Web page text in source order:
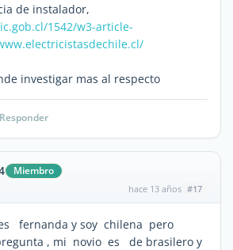
de instalador,
1542/w3-article-
investigar mas al respecto
Responder
Miembro
hace 13 años #17
fernanda y soy chilena pero
, mi novio es de brasilero y